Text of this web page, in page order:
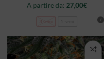
A partire da: 27,00€
3 semi